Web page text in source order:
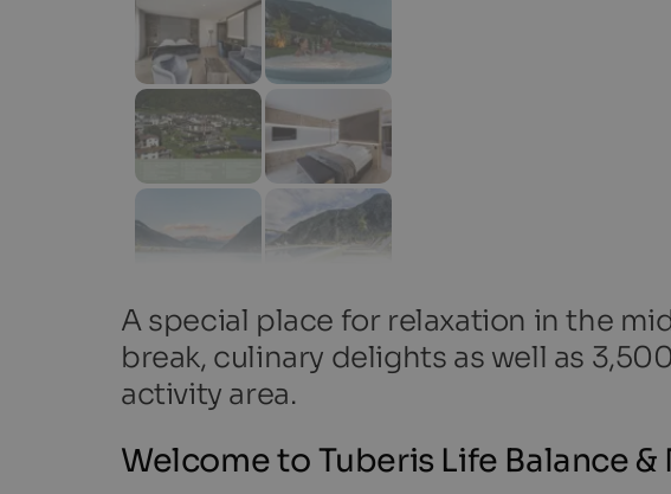
A special place for relaxation in the
break, culinary delights as well as
activity area.
Welcome to Tuberis Life Balance &